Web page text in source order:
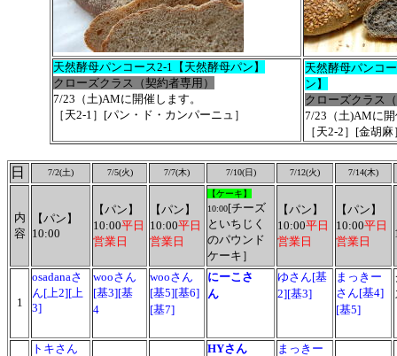
天然酵母パンコース2-1【天然酵母パン】
クローズクラス（契約者専用）
7/23（土)AMに開催します。
［天2-1］[パン・ド・カンパーニュ］
天然酵母パンコ
ン】
クローズクラス
7/23（土)AMに
［天2-2］[金胡麻
日 7/2(土) 7/5(火) 7/7(木) 7/10(日) 7/12(火) 7/14(木)
内
容
【パン】
10:00
【パン】
10:00平日
営業日
【パン】
10:00平日
営業日
【ケーキ】
10:00[チーズ
といちじく
のパウンド
ケーキ］
【パン】
10:00平日
営業日
【パン】
10:00平日
営業日
1
osadanaさ
ん[上2][上
3]
wooさん
[基3][基
4
wooさん
[基5][基6]
[基7]
にーこさ
ん
ゆさん[基
2][基3]
まっきー
さん[基4]
[基5]
トキさん
HYさん
まっきー